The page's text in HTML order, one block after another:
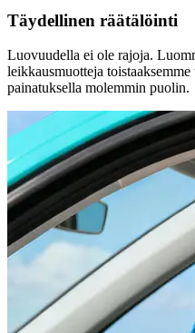
Täydellinen räätälöinti
Luovuudella ei ole rajoja.
leikkausmuotteja
painatuksella molemmin puolin.